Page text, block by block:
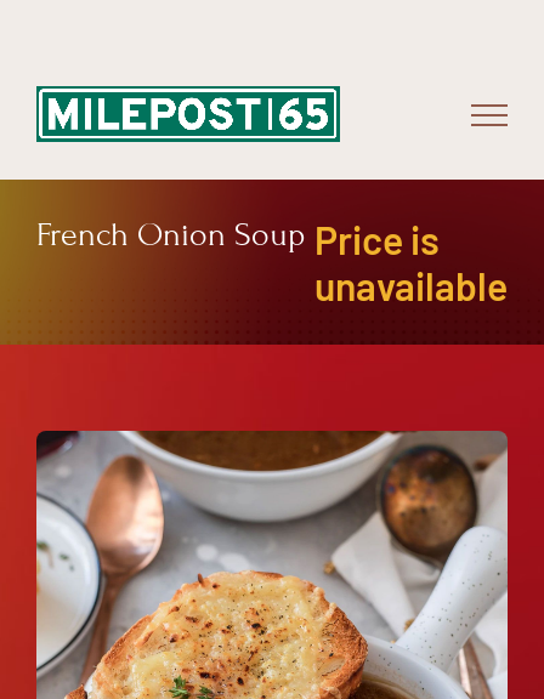
French Onion Soup Price is
unavailable